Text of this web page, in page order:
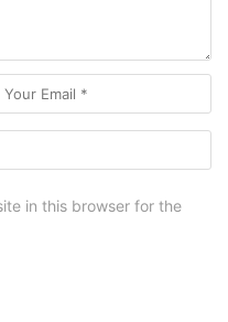
in this browser for the